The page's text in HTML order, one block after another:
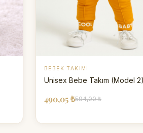
BEBEK TAKIMI
Unisex Bebe Takım (Model
490,05 ₺594,00 ₺